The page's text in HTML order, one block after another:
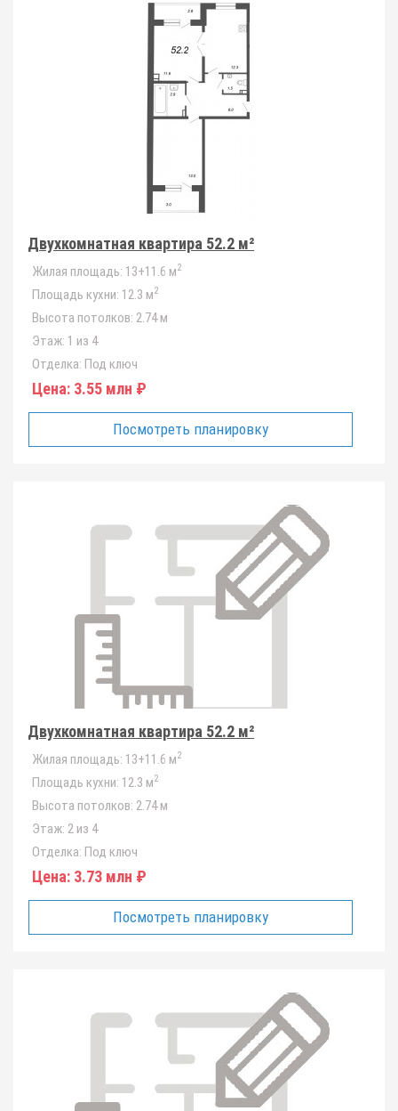
Двухкомнатная квартира 52.2 м²
Жилая площадь: 13+11.6 м2
Площадь кухни: 12.3 м2
Высота потолков: 2.74 м
Этаж: 1 из 4
Отделка: Под ключ
Цена: 3.55 млн ₽
Посмотреть планировку
Двухкомнатная квартира 52.2 м²
Жилая площадь: 13+11.6 м2
Площадь кухни: 12.3 м2
Высота потолков: 2.74 м
Этаж: 2 из 4
Отделка: Под ключ
Цена: 3.73 млн ₽
Посмотреть планировку